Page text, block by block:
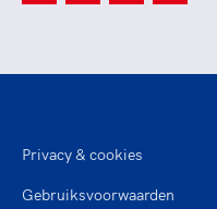
Privacy & cookies
Gebruiksvoorwaarden